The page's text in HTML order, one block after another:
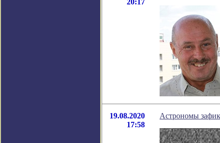
20:17
19.08.2020
17:58
Астрономы